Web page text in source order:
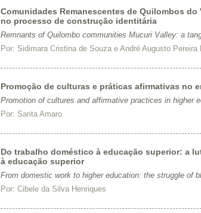
Comunidades Remanescentes de Quilombos
no processo de construção identitária
Remnants of Quilombo communities Mucuri Valley: a
Por: Sidimara Cristina de Souza e André Augusto Pereira
Promoção de culturas e práticas afirmativas no
Promotion of cultures and affirmative practices in higher
Por: Sarita Amaro
Do trabalho doméstico à educação superior: a
à educação superior
From domestic work to higher education: the struggle of
Por: Cibele da Silva Henriques